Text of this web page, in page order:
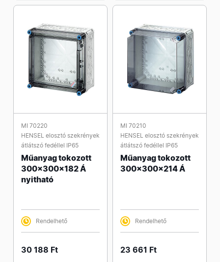
MI 70220
HENSEL elosztó szekrények
átlátszó fedéllel IP65
Műanyag tokozott
300x300x182 Á
nyitható
Rendelhető
30 188 Ft
MI 70210
HENSEL elosztó szekrények
átlátszó fedéllel IP65
Műanyag tokozott
300x300x214 Á
Rendelhető
23 661 Ft